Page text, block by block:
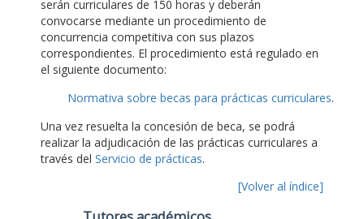
serán curriculares de 150 horas y deberán
convocarse mediante un procedimiento de
concurrencia competitiva con sus plazos
correspondientes. El procedimiento está regulado en
el siguiente documento:
Normativa sobre becas para prácticas curriculares.
Una vez resuelta la concesión de beca, se podrá
realizar la adjudicación de las prácticas curriculares a
través del Servicio de prácticas.
[Volver al índice]